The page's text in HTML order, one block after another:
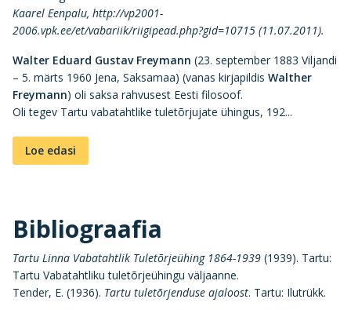
Kaarel Eenpalu, http://vp2001-
2006.vpk.ee/et/vabariik/riigipead.php?gid=10715 (11.07.2011).
Walter Eduard Gustav Freymann (23. september 1883 Viljandi
– 5. märts 1960 Jena, Saksamaa) (vanas kirjapildis Walther
Freymann) oli saksa rahvusest Eesti filosoof.
Oli tegev Tartu vabatahtlike tuletõrjujate ühingus, 192...
Loe edasi
Bibliograafia
Tartu Linna Vabatahtlik Tuletõrjeühing 1864-1939 (1939). Tartu:
Tartu Vabatahtliku tuletõrjeühingu väljaanne.
Tender, E. (1936). Tartu tuletõrjenduse ajaloost. Tartu: Ilutrükk.